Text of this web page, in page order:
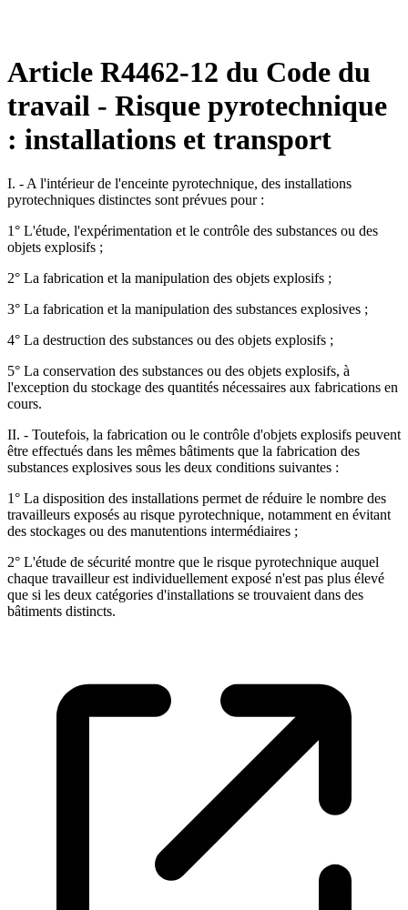
Article R4462-12 du Code du
travail - Risque pyrotechnique
: installations et transport
I. - A l'intérieur de l'enceinte pyrotechnique, des installations
pyrotechniques distinctes sont prévues pour :
1° L'étude, l'expérimentation et le contrôle des substances ou des
objets explosifs ;
2° La fabrication et la manipulation des objets explosifs ;
3° La fabrication et la manipulation des substances explosives ;
4° La destruction des substances ou des objets explosifs ;
5° La conservation des substances ou des objets explosifs, à
l'exception du stockage des quantités nécessaires aux fabrications en
cours.
II. - Toutefois, la fabrication ou le contrôle d'objets explosifs peuvent
être effectués dans les mêmes bâtiments que la fabrication des
substances explosives sous les deux conditions suivantes :
1° La disposition des installations permet de réduire le nombre des
travailleurs exposés au risque pyrotechnique, notamment en évitant
des stockages ou des manutentions intermédiaires ;
2° L'étude de sécurité montre que le risque pyrotechnique auquel
chaque travailleur est individuellement exposé n'est pas plus élevé
que si les deux catégories d'installations se trouvaient dans des
bâtiments distincts.